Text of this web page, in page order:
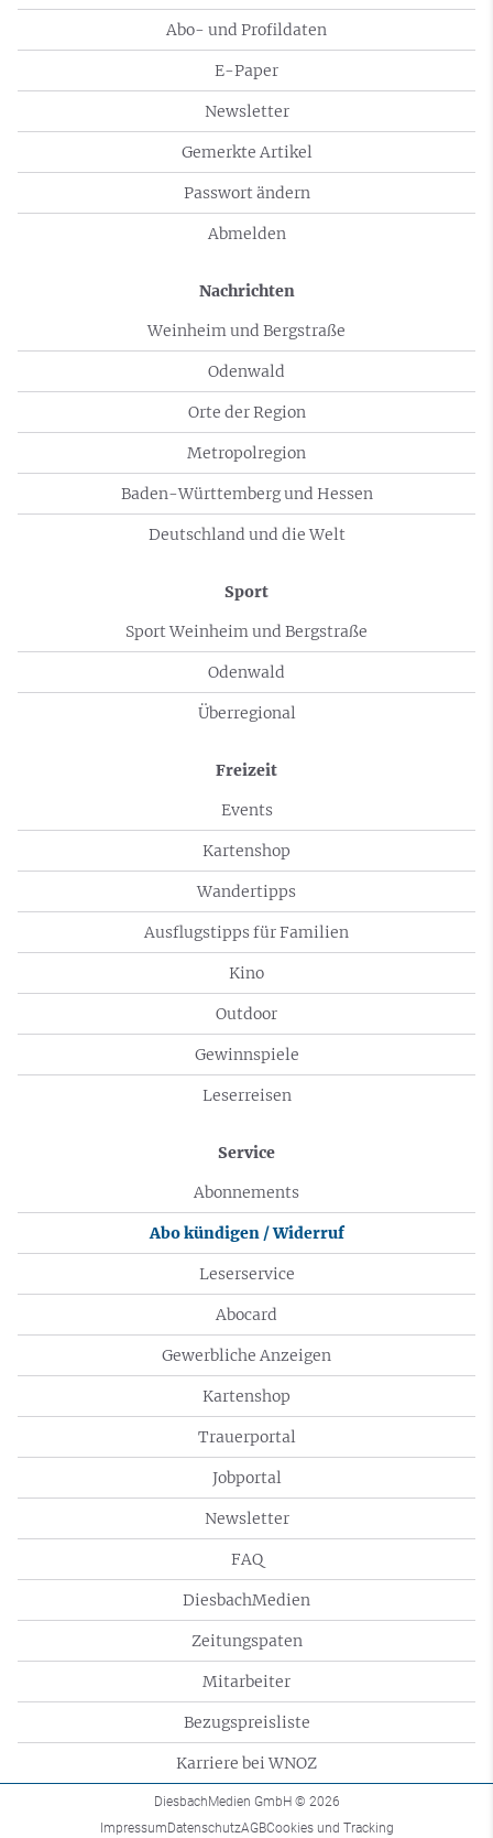
Abo- und Profildaten
E-Paper
Newsletter
Gemerkte Artikel
Passwort ändern
Abmelden
Nachrichten
Weinheim und Bergstraße
Odenwald
Orte der Region
Metropolregion
Baden-Württemberg und Hessen
Deutschland und die Welt
Sport
Sport Weinheim und Bergstraße
Odenwald
Überregional
Freizeit
Events
Kartenshop
Wandertipps
Ausflugstipps für Familien
Kino
Outdoor
Gewinnspiele
Leserreisen
Service
Abonnements
Abo kündigen / Widerruf
Leserservice
Abocard
Gewerbliche Anzeigen
Kartenshop
Trauerportal
Jobportal
Newsletter
FAQ
DiesbachMedien
Zeitungspaten
Mitarbeiter
Bezugspreisliste
Karriere bei WNOZ
DiesbachMedien GmbH © 2026
ImpressumDatenschutzAGBCookies und Tracking